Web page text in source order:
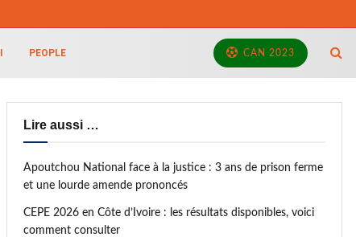
PEOPLE CAN 2023
Lire aussi …
Apoutchou National face à la justice : 3 ans de prison ferme
et une lourde amende prononcés
CEPE 2026 en Côte d’Ivoire : les résultats disponibles, voici
comment consulter